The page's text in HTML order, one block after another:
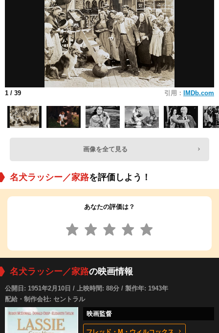
1 / 39 引用： IMDb.com
画像を全て見る
名犬ラッシー／家路を評価しよう！
あなたの評価は？
名犬ラッシー／家路の映画情報
公開日: 1951年2月10日 / 上映時間: 88分 / 製作年: 1943年
配給・制作会社: セントラル
映画監督